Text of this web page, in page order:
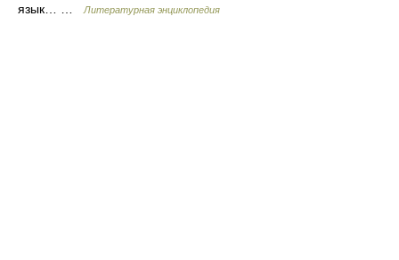
язык… …
Литературная энциклопедия